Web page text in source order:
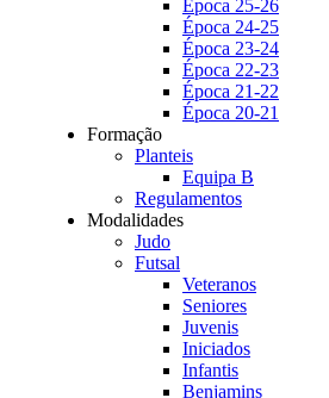
Época 25-26
Época 24-25
Época 23-24
Época 22-23
Época 21-22
Época 20-21
Formação
Planteis
Equipa B
Regulamentos
Modalidades
Judo
Futsal
Veteranos
Seniores
Juvenis
Iniciados
Infantis
Benjamins